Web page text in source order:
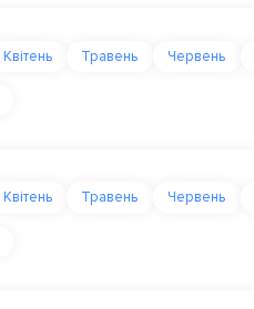
Квітень Травень Червень
Квітень Травень Червень